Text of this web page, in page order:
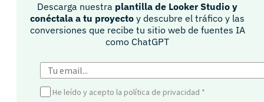
Descarga nuestra plantilla de Looker Studio y
conéctala a tu proyecto y descubre el tráfico y las
conversiones que recibe tu sitio web de fuentes IA
como ChatGPT​
He leído y acepto la política de privacidad *